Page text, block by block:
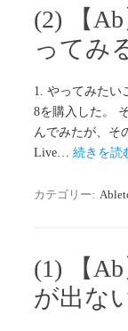
(2) 【
ってみ
1. やってみたい
8を購入した。
んでみたが、そ
Live… 続きを読
カテゴリー:
(1) 【
が出な